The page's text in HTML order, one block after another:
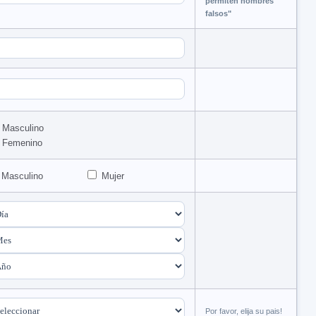
falsos"
Masculino
Femenino
Masculino Mujer
Por favor, elija su pais!